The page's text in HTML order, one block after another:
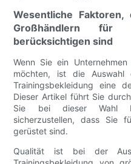
Wesentliche
Großhändlern für
berücksichtigen sind
Wenn Sie ein
möchten, ist die Auswahl
Trainingsbekleidung eine
Dieser Artikel führt Sie
Sie bei dieser Wahl
sicherzustellen, dass Sie
gerüstet sind.
Qualität ist bei der